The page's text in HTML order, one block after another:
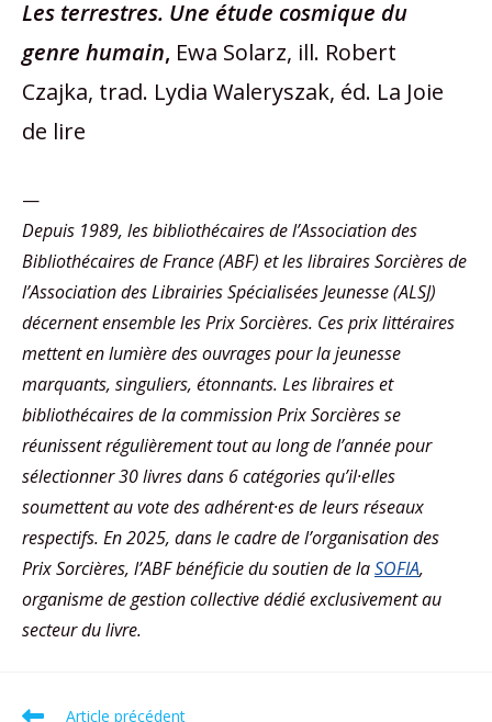
Les terrestres. Une étude cosmique du
genre humain, Ewa Solarz, ill. Robert
Czajka, trad. Lydia Waleryszak, éd. La Joie
de lire
—
Depuis 1989, les bibliothécaires de l’Association des
Bibliothécaires de France (ABF) et les libraires Sorcières de
l’Association des Librairies Spécialisées Jeunesse (ALSJ)
décernent ensemble les Prix Sorcières. Ces prix littéraires
mettent en lumière des ouvrages pour la jeunesse
marquants, singuliers, étonnants. Les libraires et
bibliothécaires de la commission Prix Sorcières se
réunissent régulièrement tout au long de l’année pour
sélectionner 30 livres dans 6 catégories qu’il·elles
soumettent au vote des adhérent·es de leurs réseaux
respectifs. En 2025, dans le cadre de l’organisation des
Prix Sorcières, l’ABF bénéficie du soutien de laSOFIA,
organisme de gestion collective dédié exclusivement au
secteur du livre.
Article précédent